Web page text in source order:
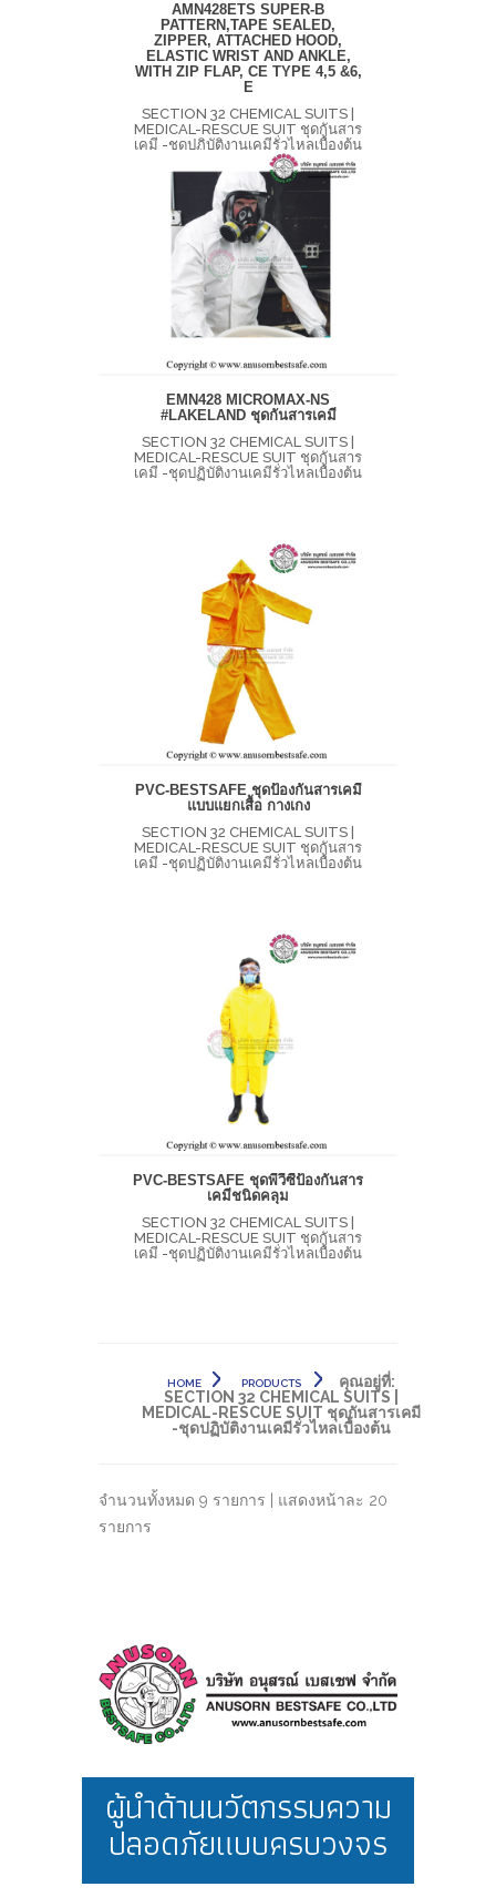
AMN428ETS SUPER-B
PATTERN,TAPE SEALED,
ZIPPER, ATTACHED HOOD,
ELASTIC WRIST AND ANKLE,
WITH ZIP FLAP, CE TYPE 4,5 &6,
E
SECTION 32 CHEMICAL SUITS |
MEDICAL-RESCUE SUIT ชุดกันสาร
เคมี -ชุดปฏิบัติงานเคมีรั่วไหลเบื้องต้น
EMN428 MICROMAX-NS
#LAKELAND ชุดกันสารเคมี
SECTION 32 CHEMICAL SUITS |
MEDICAL-RESCUE SUIT ชุดกันสาร
เคมี -ชุดปฏิบัติงานเคมีรั่วไหลเบื้องต้น
PVC-BESTSAFE ชุดป้องกันสารเคมี
แบบแยกเสื้อ กางเกง
SECTION 32 CHEMICAL SUITS |
MEDICAL-RESCUE SUIT ชุดกันสาร
เคมี -ชุดปฏิบัติงานเคมีรั่วไหลเบื้องต้น
PVC-BESTSAFE ชุดพีวีซีป้องกันสาร
เคมีชนิดคลุม
SECTION 32 CHEMICAL SUITS |
MEDICAL-RESCUE SUIT ชุดกันสาร
เคมี -ชุดปฏิบัติงานเคมีรั่วไหลเบื้องต้น
HOME PRODUCTS
คุณอยู่ที่:
SECTION 32 CHEMICAL SUITS |
MEDICAL-RESCUE SUIT ชุดกันสารเคมี
-ชุดปฏิบัติงานเคมีรั่วไหลเบื้องต้น
จำนวนทั้งหมด 9 รายการ | แสดงหน้าละ 20
รายการ
ผู้นำด้านนวัตกรรมความ
ปลอดภัยแบบครบวงจร